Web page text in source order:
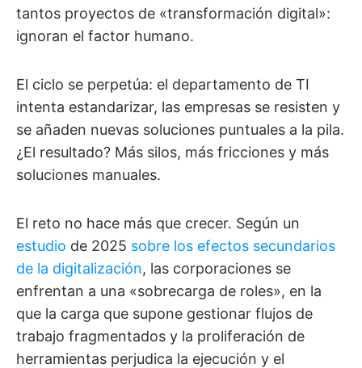
tantos proyectos de «transformación digital»:
ignoran el factor humano.
El ciclo se perpetúa: el departamento de TI
intenta estandarizar, las empresas se resisten y
se añaden nuevas soluciones puntuales a la pila.
¿El resultado? Más silos, más fricciones y más
soluciones manuales.
El reto no hace más que crecer. Según un
estudio de 2025 sobre los efectos secundarios
de la digitalización, las corporaciones se
enfrentan a una «sobrecarga de roles», en la
que la carga que supone gestionar flujos de
trabajo fragmentados y la proliferación de
herramientas perjudica la ejecución y el